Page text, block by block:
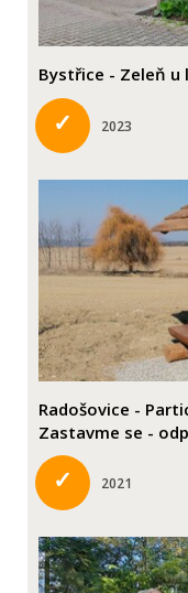
Bystřice - Zeleň u
✓ 2023
Radošovice -
Zastavme se -
✓ 2021